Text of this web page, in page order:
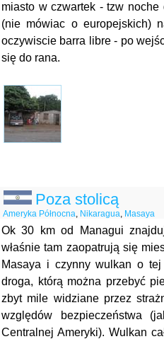
miasto w czwartek - tzw
(nie mówiac o europejskich)
oczywiscie barra libre - po
się do rana.
Poza stolicą
Ameryka Północna, Nikaragua, Masaya
Ok 30 km od Managui
właśnie tam zaopatrują się
Masaya i czynny wulkan o
droga, którą można przebyć
zbyt mile widziane przez
względów bezpieczeństwa
Centralnej Ameryki). Wulkan